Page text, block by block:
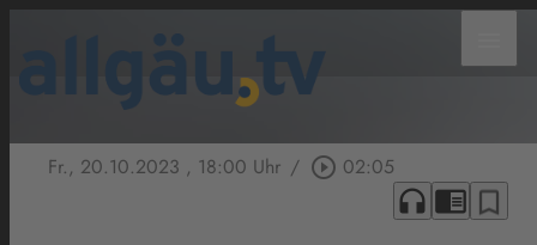
Fr., 20.10.2023 , 18:00 Uhr / play_circle_outline 02:05
headphones chrome_reader_mode bookmark_border